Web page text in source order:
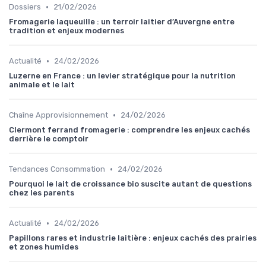
Dossiers •
21/02/2026
Fromagerie laqueuille : un terroir laitier d’Auvergne entre
tradition et enjeux modernes
Actualité •
24/02/2026
Luzerne en France : un levier stratégique pour la nutrition
animale et le lait
Chaîne Approvisionnement •
24/02/2026
Clermont ferrand fromagerie : comprendre les enjeux cachés
derrière le comptoir
Tendances Consommation •
24/02/2026
Pourquoi le lait de croissance bio suscite autant de questions
chez les parents
Actualité •
24/02/2026
Papillons rares et industrie laitière : enjeux cachés des prairies
et zones humides